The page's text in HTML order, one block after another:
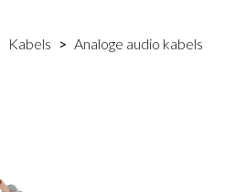
Kabels
Analoge audio kabels